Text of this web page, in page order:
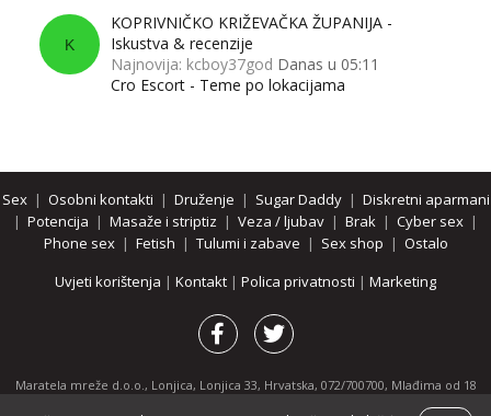
K
KOPRIVNIČKO KRIŽEVAČKA ŽUPANIJA -
Iskustva & recenzije
Najnovija: kcboy37god Danas u 05:11
Cro Escort - Teme po lokacijama
Sex| Osobni kontakti | Druženje | Sugar Daddy| Diskretni aparmani
| Potencija | Masaže i striptiz | Veza / ljubav | Brak | Cyber sex |
Phone sex| Fetish | Tulumi i zabave | Sex shop | Ostalo
Uvjeti korištenja | Kontakt | Polica privatnosti | Marketing
Maratela mreže d.o.o., Lonjica, Lonjica 33, Hrvatska, 072/700700, Mlađima od 18